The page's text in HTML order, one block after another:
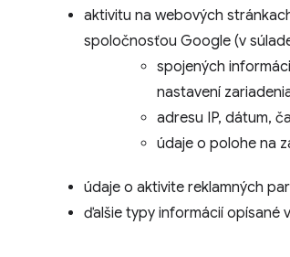
aktivitu na webových
spoločnosťou Google (v
spojených
nastavení
adresu IP, dátum,
údaje o polohe na
údaje o aktivite reklamných
ďalšie typy informácií opísané